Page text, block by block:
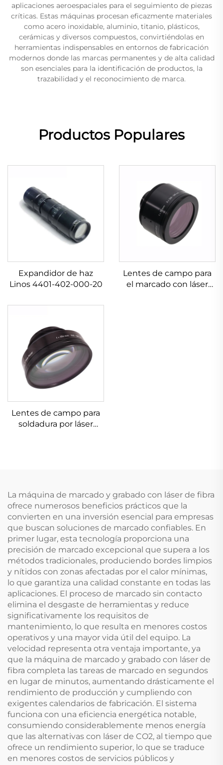
aplicaciones aeroespaciales para el seguimiento de piezas
críticas. Estas máquinas procesan eficazmente materiales
como acero inoxidable, aluminio, titanio, plásticos,
cerámicas y diversos compuestos, convirtiéndolas en
herramientas indispensables en entornos de fabricación
modernos donde las marcas permanentes y de alta calidad
son esenciales para la identificación de productos, la
trazabilidad y el reconocimiento de marca.
Productos Populares
Expandidor de haz
Linos 4401-402-000-20
Lentes de campo para
el marcado con láser
Lentes de campo para
soldadura por láser
La máquina de marcado y grabado con láser de fibra
ofrece numerosos beneficios prácticos que la
convierten en una inversión esencial para empresas
que buscan soluciones de marcado confiables. En
primer lugar, esta tecnología proporciona una
precisión de marcado excepcional que supera a los
métodos tradicionales, produciendo bordes limpios
y nítidos con zonas afectadas por el calor mínimas,
lo que garantiza una calidad constante en todas las
aplicaciones. El proceso de marcado sin contacto
elimina el desgaste de herramientas y reduce
significativamente los requisitos de
mantenimiento, lo que resulta en menores costos
operativos y una mayor vida útil del equipo. La
velocidad representa otra ventaja importante, ya
que la máquina de marcado y grabado con láser de
fibra completa las tareas de marcado en segundos
en lugar de minutos, aumentando drásticamente el
rendimiento de producción y cumpliendo con
exigentes calendarios de fabricación. El sistema
funciona con una eficiencia energética notable,
consumiendo considerablemente menos energía
que las alternativas con láser de CO2, al tiempo que
ofrece un rendimiento superior, lo que se traduce
en menores costos de servicios públicos y